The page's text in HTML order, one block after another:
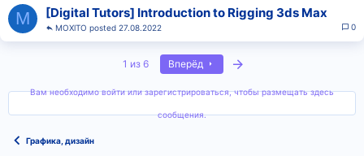
M [Digital Tutors] Introduction to Rigging 3ds Max
0
27.08.2022
MOXlTO
1 из 6 Вперёд
Вам необходимо войти или зарегистрироваться, чтобы размещать здесь
сообщения.
Графика, дизайн